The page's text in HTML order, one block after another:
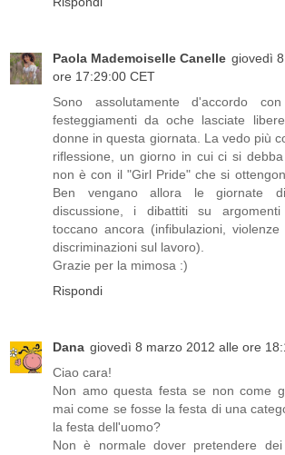
Paola Mademoiselle Canelle giovedì
ore 17:29:00 CET
Sono assolutamente d'accordo
festeggiamenti da oche lasciate
donne in questa giornata. La vedo più
riflessione, un giorno in cui ci si
non è con il "Girl Pride" che si
Ben vengano allora le giornate
discussione, i dibattiti su
toccano ancora (infibulazioni,
discriminazioni sul lavoro).
Grazie per la mimosa :)
Rispondi
Dana giovedì 8 marzo 2012 alle ore
Ciao cara!
Non amo questa festa se non come
mai come se fosse la festa di una
la festa dell'uomo?
Non è normale dover pretendere